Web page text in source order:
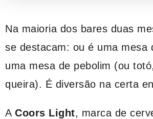
Na maioria dos bares duas
se destacam: ou é uma mesa
uma mesa de pebolim (ou
queira). É diversão na certa
A Coors Light, marca de